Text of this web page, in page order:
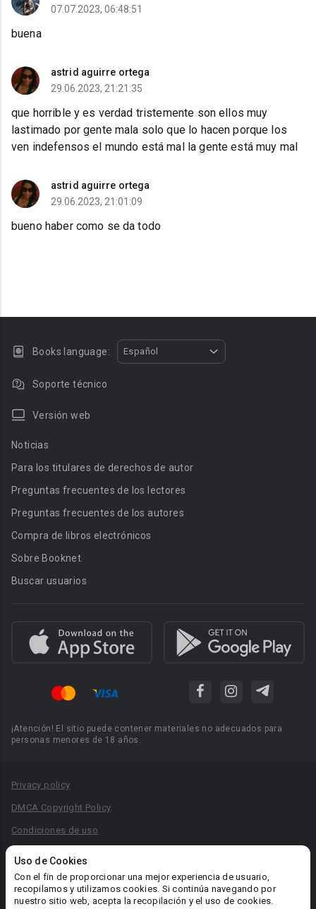
07.07.2023, 06:48:51
buena
astrid aguirre ortega
29.06.2023, 21:21:35
que horrible y es verdad tristemente son ellos muy
lastimado por gente mala solo que lo hacen porque los
ven indefensos el mundo está mal la gente está muy mal
astrid aguirre ortega
29.06.2023, 21:01:09
bueno haber como se da todo
Uso de Cookies
Con el fin de proporcionar una mejor experiencia de usuario,
recopilamos y utilizamos cookies. Si continúa navegando por
nuestro sitio web, acepta la recopilación y el uso de cookies.
Books language: Español
Soporte técnico
Versión web
Noticias
Para los titulares de derechos de autor
Preguntas frecuentes de los lectores
Preguntas frecuentes de los autores
Compra de libros electrónicos
Sobre Booknet
Buscar usuarios
¡Atención! El sitio puede contener materiales no adecuados para
personas menores de 18 años.
Privacy policy
DMCA Copyright Policy
Condiciones de uso
Reglas para la publicación de libros
Área RR.PP.: pr@booknet.com